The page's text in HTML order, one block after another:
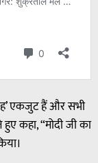
एकजुट हैं और सभी
कहा, “मोदी जी का